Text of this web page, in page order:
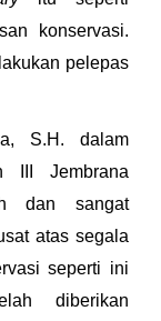
konservasi.
pelepas
S.H. dalam
III Jembrana
dan sangat
atas segala
seperti ini
diberikan